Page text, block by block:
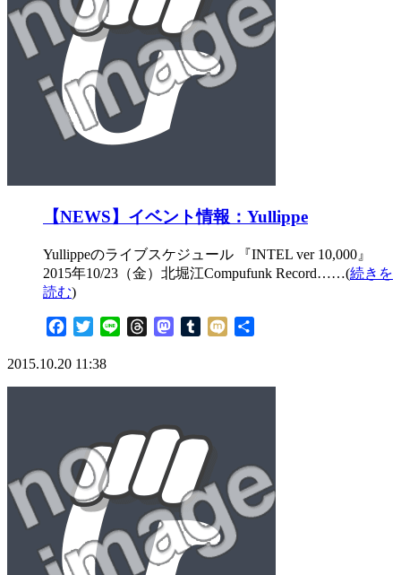
【NEWS】イベント情報：Yullippe
Yullippeのライブスケジュール 『INTEL ver 10,000』
2015年10/23（金）北堀江Compufunk Record……(続きを
読む)
FacebookTwitterLine ThreadsMastodonTumblrMixi
2015.10.20 11:38